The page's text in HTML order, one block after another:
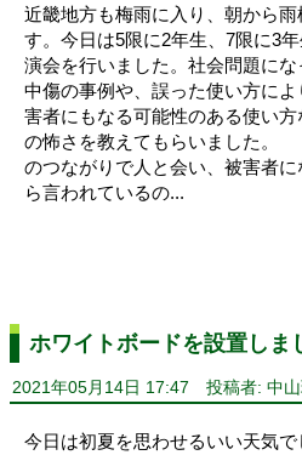
近畿地方も梅雨に入り、朝から
す。今日は5限に2年生、7限に3
演会を行いました。社会問題に
中傷の事例や、誤った使い方に
害者にもなる可能性のある使い
の怖さを教えてもらいました。
のつながりで人と会い、被害者
ら言われているの...
ホワイトボードを設置しま
2021年05月14日 17:47 投稿者: 中
今日は初夏を思わせるいい天気